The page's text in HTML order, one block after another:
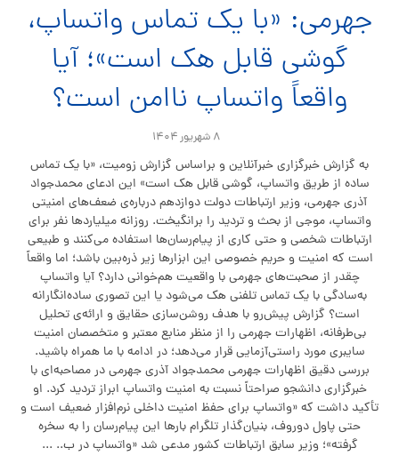
جهرمی: «با یک تماس واتساپ،
گوشی قابل هک است»؛ آیا
واقعاً واتساپ ناامن است؟
۸ شهریور ۱۴۰۴
به گزارش خبرگزاری خبرآنلاین و براساس گزارش زومیت، «با یک تماس
ساده از طریق واتساپ، گوشی قابل هک است» این ادعای محمدجواد
آذری جهرمی، وزیر ارتباطات دولت دوازدهم درباره‌ی ضعف‌های امنیتی
واتساپ، موجی از بحث و تردید را برانگیخت. روزانه میلیاردها نفر برای
ارتباطات شخصی و حتی کاری از پیام‌رسان‌ها استفاده می‌کنند و طبیعی
است که امنیت و حریم خصوصی این ابزارها زیر ذره‌بین باشد؛ اما واقعاً
چقدر از صحبت‌های جهرمی با واقعیت هم‌خوانی دارد؟ آیا واتساپ
به‌سادگی با یک تماس تلفنی هک می‌شود یا این تصوری ساده‌انگارانه
است؟ گزارش پیش‌رو با هدف روشن‌سازی حقایق و ارائه‌ی تحلیل
بی‌طرفانه، اظهارات جهرمی را از منظر منابع معتبر و متخصصان امنیت
سایبری مورد راستی‌آزمایی قرار می‌دهد؛ در ادامه با ما همراه باشید.
بررسی دقیق اظهارات جهرمی محمدجواد آذری جهرمی در مصاحبه‌ای با
خبرگزاری دانشجو صراحتاً نسبت به امنیت واتساپ ابراز تردید کرد. او
تأکید داشت که «واتساپ برای حفظ امنیت داخلی نرم‌افزار ضعیف است و
حتی پاول دوروف، بنیان‌گذار تلگرام بارها این پیام‌رسان را به سخره
گرفته»؛ وزیر سابق ارتباطات کشور مدعی شد «واتساپ در ب.. ...